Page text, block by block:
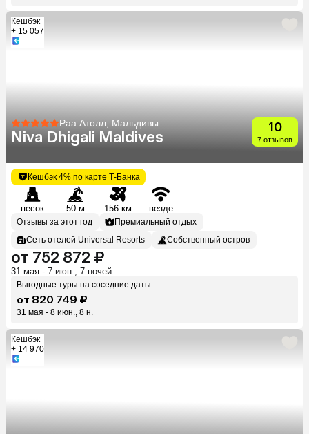
Кешбэк
+ 15 057
Раа Атолл, Мальдивы
Niva Dhigali Maldives
10
7 отзывов
Кешбэк 4% по карте Т-Банка
песок 50 м 156 км везде
Отзывы за этот год
Премиальный отдых
Сеть отелей Universal Resorts
Собственный остров
от 752 872 ₽
31 мая - 7 июн., 7 ночей
Выгодные туры на соседние даты
от 820 749 ₽
31 мая - 8 июн., 8 н.
Кешбэк
+ 14 970